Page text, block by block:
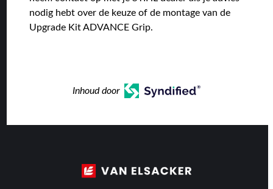
nodig hebt over de keuze of de montage van de
Upgrade Kit ADVANCE Grip.
Inhoud door